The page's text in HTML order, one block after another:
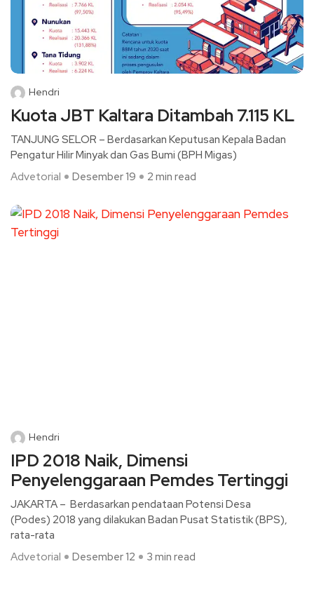
Hendri
Kuota JBT Kaltara Ditambah 7.115 KL
TANJUNG SELOR – Berdasarkan Keputusan Kepala Badan
Pengatur Hilir Minyak dan Gas Bumi (BPH Migas)
Advetorial
Desember 19 2 min read
Hendri
IPD 2018 Naik, Dimensi
Penyelenggaraan Pemdes Tertinggi
JAKARTA – Berdasarkan pendataan Potensi Desa
(Podes) 2018 yang dilakukan Badan Pusat Statistik (BPS),
rata-rata
Advetorial
Desember 12 3 min read